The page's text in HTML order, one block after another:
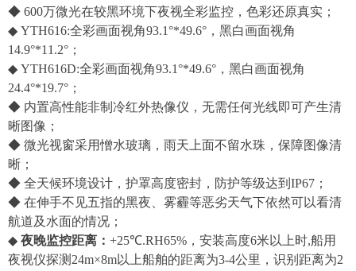
◆ 600万微光在较黑环境下夜视全彩监控，色彩还原真实；
◆ YTH616:全彩画面视角93.1°*49.6°， 黑白画面视角
14.9°*11.2° ；
◆ YTH616D:全彩画面视角93.1°*49.6°， 黑白画面视角
24.4°*19.7° ；
◆ 内置高性能非制冷红外热像仪，无需任何光线即可产生清
晰图像；
◆ 微光视窗采用憎水玻璃，雨天上面不留水珠，保障图像清
晰；
◆ 全天候环境设计，护罩高度密封，防护等级达到IP67 ；
◆ 在伸手不见五指的黑夜、雾霾等恶劣天气下依然可以看清
航道及水面的情况；
◆ 夜晚监控距离： +25℃.RH65% ， 安装高度6米以上时,船用
夜视仪探测24m×8m以上船舶的距离为3-4公里，识别距离为2